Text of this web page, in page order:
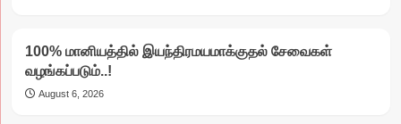
100% மானியத்தில் இயந்திரமயமாக்குதல் சேவைகள்
வழங்கப்படும்..!
August 6, 2026